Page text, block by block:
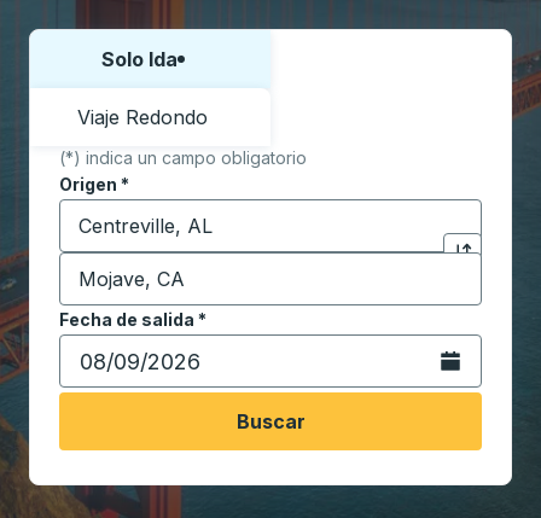
Elija una forma o viaje de ida y vuelta:
Solo Ida
Viaje Redondo
(*) indica un campo obligatorio
Origen *
Comience a escribir la ciudad de origen para abrir
Haga clic
Destino *
Comience a escribir la ciudad de destino para
Fecha de salida *
Escriba la fecha en formato de fecha Barra diagonal
Abra el
Buscar